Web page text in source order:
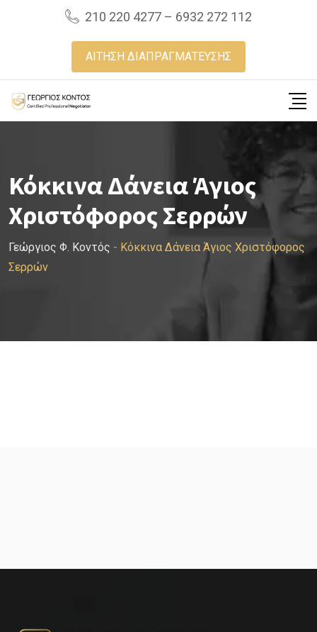
210 220 4277 – 6932 272 112
ΑΙΤΗΣΗ ΔΙΑΠΡΑΓΜΑΤΕΥΣΗΣ
Κόκκινα Δάνεια Άγιος
Χριστόφορος Σερρών
Γεώργιος Φ. Κοντός - Κόκκινα Δάνεια Άγιος Χριστόφορος
Σερρών